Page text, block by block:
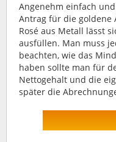
Angenehm einfach
Antrag für die goldene
Rosé aus Metall lässt
ausfüllen. Man muss
beachten, wie das
haben sollte man für
Nettogehalt und die
später die